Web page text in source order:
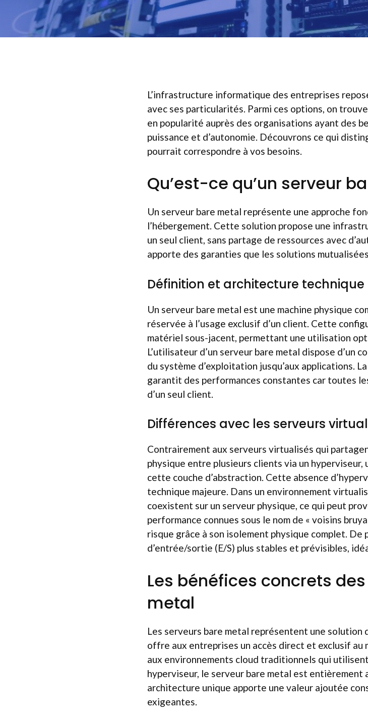
L’infrastructure informatique des entreprises
avec ses particularités. Parmi ces options, on
en popularité auprès des organisations ayant des
puissance et d’autonomie. Découvrons ce qui
pourrait correspondre à vos besoins.
Qu’est-ce qu’un serveur
Un serveur bare metal représente une approche
l’hébergement. Cette solution propose une
un seul client, sans partage de ressources avec
apporte des garanties que les solutions
Définition et architecture technique
Un serveur bare metal est une machine physique
réservée à l’usage exclusif d’un client. Cette
matériel sous-jacent, permettant une utilisation
L’utilisateur d’un serveur bare metal dispose
du système d’exploitation jusqu’aux applications.
garantit des performances constantes car toutes
d’un seul client.
Différences avec les serveurs
Contrairement aux serveurs virtualisés qui
physique entre plusieurs clients via un
cette couche d’abstraction. Cette absence
technique majeure. Dans un environnement
coexistent sur un serveur physique, ce qui peut
performance connues sous le nom de « voisins
risque grâce à son isolement physique complet.
d’entrée/sortie (E/S) plus stables et prévisibles,
Les bénéfices concrets
metal
Les serveurs bare metal représentent une
offre aux entreprises un accès direct et exclusif
aux environnements cloud traditionnels qui
hyperviseur, le serveur bare metal est entièrement
architecture unique apporte une valeur ajoutée
exigeantes.